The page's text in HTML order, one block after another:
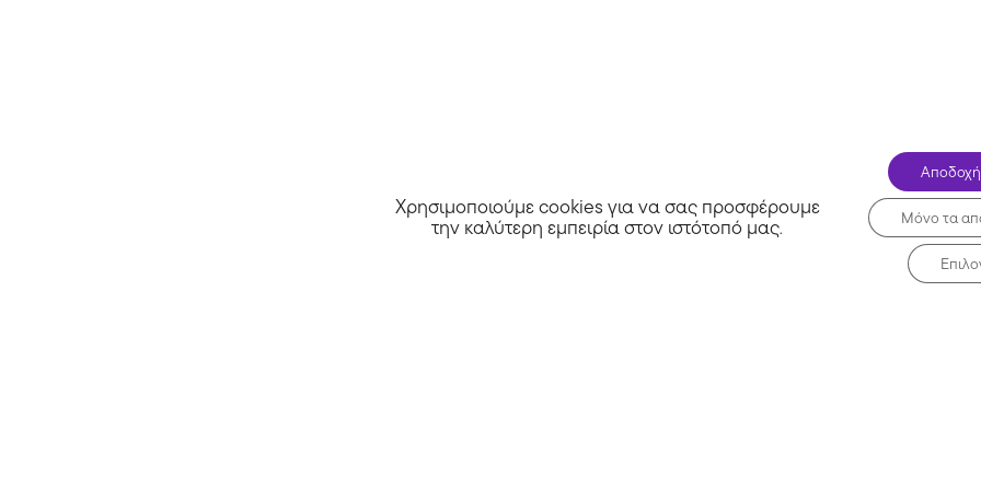
Χρησιμοποιούμε cookies για να σας προσφέρουμε
την καλύτερη εμπειρία στον ιστότοπό μας. Μόνο τα